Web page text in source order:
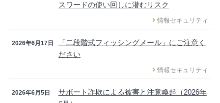
スワードの使い回しに潜むリスク
情報セキュリティ
2026年6月17日
「二段階式フィッシングメール」にご注意く
ださい
情報セキュリティ
2026年6月5日
サポート詐欺による被害と注意喚起（2026年